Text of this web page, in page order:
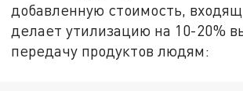
добавленную стоимость,
делает утилизацию на 10-20%
передачу продуктов людям: